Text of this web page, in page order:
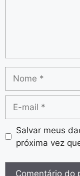
Salvar meus
próxima vez